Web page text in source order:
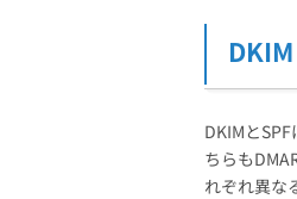
DKIMと
ちらも
れぞれ異な